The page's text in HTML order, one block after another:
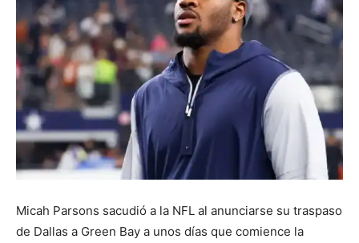
Micah Parsons sacudió a la NFL al anunciarse su traspaso
de Dallas a Green Bay a unos días que comience la